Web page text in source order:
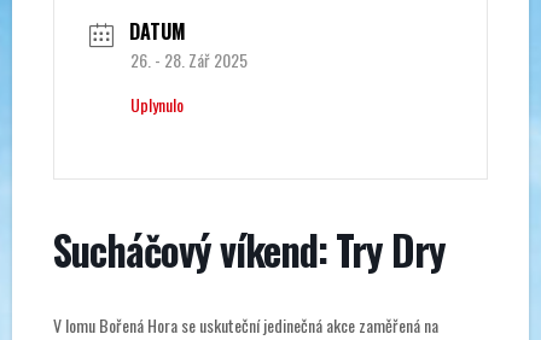
DATUM
26. - 28. Zář 2025
Uplynulo
Sucháčový víkend: Try Dry
V lomu Bořená Hora se uskuteční jedinečná akce zaměřená na